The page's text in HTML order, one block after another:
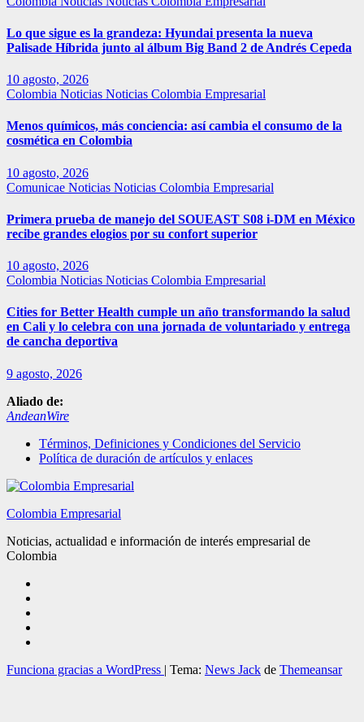
Lo que sigue es la grandeza: Hyundai presenta la nueva
Palisade Híbrida junto al álbum Big Band 2 de Andrés Cepeda
10 agosto, 2026
Colombia Noticias Noticias Colombia Empresarial
Menos químicos, más conciencia: así cambia el consumo de la
cosmética en Colombia
10 agosto, 2026
Comunicae Noticias Noticias Colombia Empresarial
Primera prueba de manejo del SOUEAST S08 i-DM en México
recibe grandes elogios por su confort superior
10 agosto, 2026
Colombia Noticias Noticias Colombia Empresarial
Cities for Better Health cumple un año transformando la salud
en Cali y lo celebra con una jornada de voluntariado y entrega
de cancha deportiva
9 agosto, 2026
Aliado de:
AndeanWire
Términos, Definiciones y Condiciones del Servicio
Política de duración de artículos y enlaces
Colombia Empresarial
Noticias, actualidad e información de interés empresarial de
Colombia
Funciona gracias a WordPress | Tema: News Jack de Themeansar